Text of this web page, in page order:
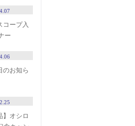
ープ入
ー
のお知ら
】オシロ